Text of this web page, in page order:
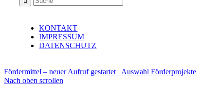
KONTAKT
IMPRESSUM
DATENSCHUTZ
Fördermittel – neuer Aufruf gestartet
Auswahl Förderprojekte
Nach oben scrollen